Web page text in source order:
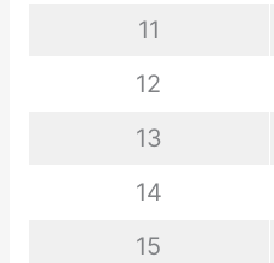
11
12
13
14
15